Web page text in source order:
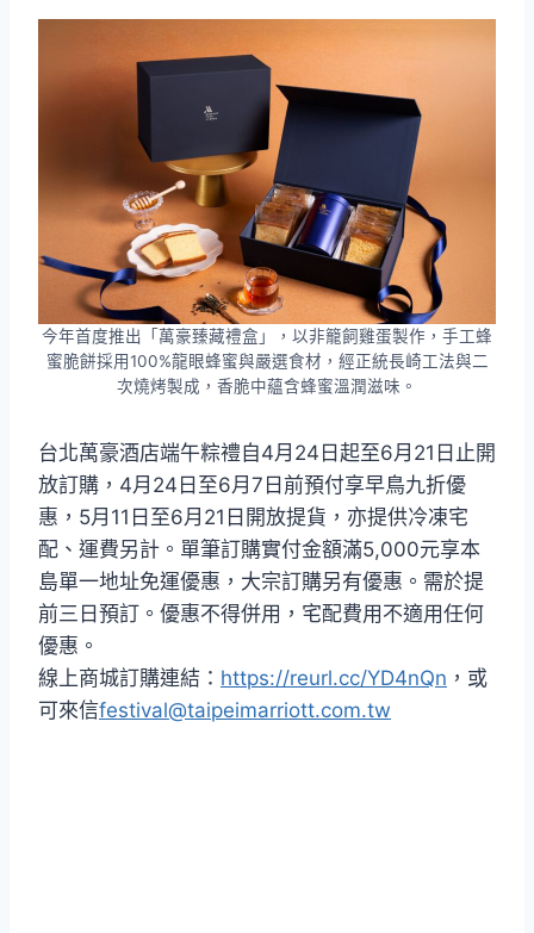
今年首度推出「萬豪臻藏禮盒」，以非籠飼雞蛋製作，手工蜂
蜜脆餅採用100%龍眼蜂蜜與嚴選食材，經正統長崎工法與二
次燒烤製成，香脆中蘊含蜂蜜溫潤滋味。
台北萬豪酒店端午粽禮自4月24日起至6月21日止開
放訂購，4月24日至6月7日前預付享早鳥九折優
惠，5月11日至6月21日開放提貨，亦提供冷凍宅
配、運費另計。單筆訂購實付金額滿5,000元享本
島單一地址免運優惠，大宗訂購另有優惠。需於提
前三日預訂。優惠不得併用，宅配費用不適用任何
優惠。
線上商城訂購連結： https://reurl.cc/YD4nQn ，或
可來信festival@taipeimarriott.com.tw